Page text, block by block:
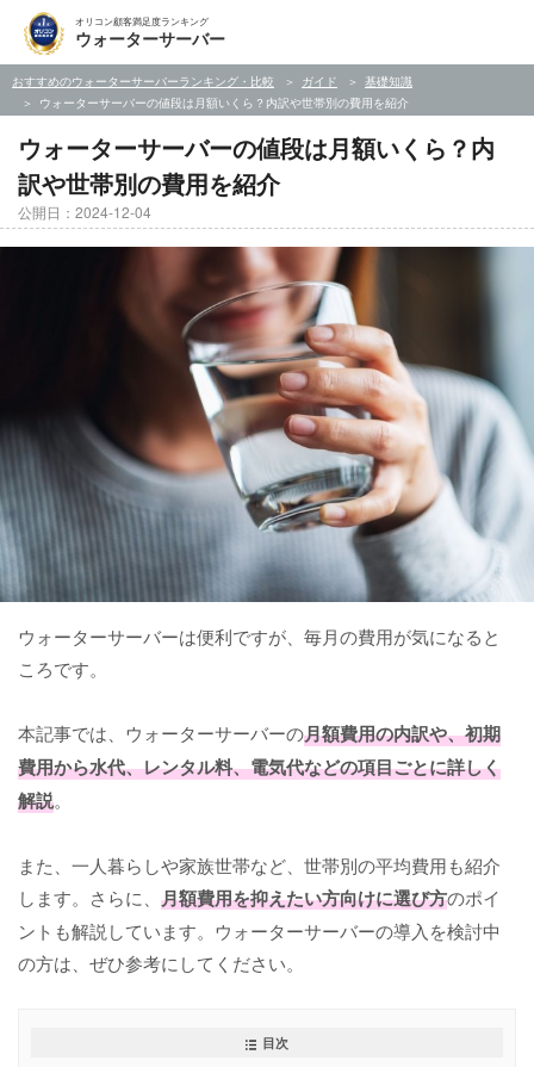
オリコン顧客満足度ランキング
ウォーターサーバー
おすすめのウォーターサーバーランキング・比較 ガイド
基礎知識
ウォーターサーバーの値段は月額いくら？内訳や世帯別の費用を紹介
ウォーターサーバーの値段は月額いくら？内
訳や世帯別の費用を紹介
公開日：2024-12-04
ウォーターサーバーは便利ですが、毎月の費用が気になると
ころです。
本記事では、ウォーターサーバーの月額費用の内訳や、初期
費用から水代、レンタル料、電気代などの項目ごとに詳しく
解説。
また、一人暮らしや家族世帯など、世帯別の平均費用も紹介
します。さらに、 月額費用を抑えたい方向けに選び方のポイ
ントも解説しています。ウォーターサーバーの導入を検討中
の方は、ぜひ参考にしてください。
目次